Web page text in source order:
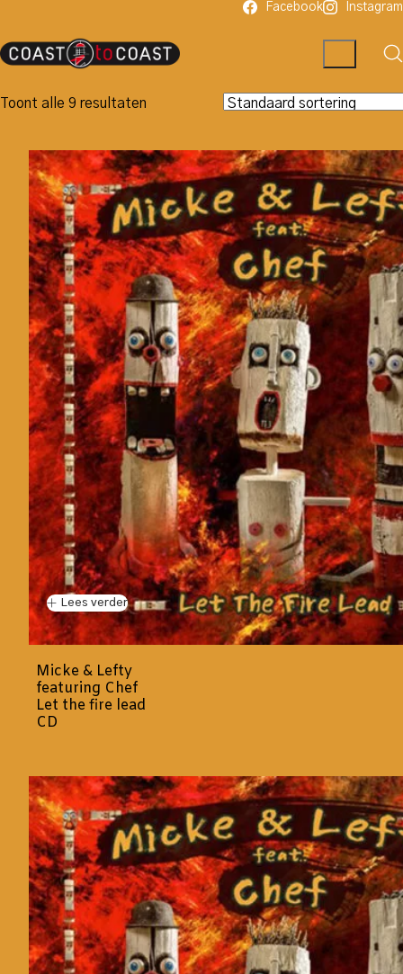
Facebook Instagram
Toont alle 9 resultaten
Lees verder
Micke & Lefty
featuring Chef
Let the fire lead
CD